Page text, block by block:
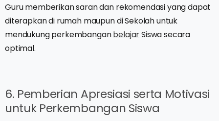
Guru memberikan saran dan rekomendasi yang dapat
diterapkan di rumah maupun di Sekolah untuk
mendukung perkembanganbelajarSiswa secara
optimal.
6. Pemberian Apresiasi serta Motivasi
untuk Perkembangan Siswa